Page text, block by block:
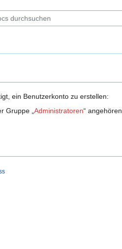
ein Benutzerkonto zu erstellen:
„ Administratoren“ angehören.